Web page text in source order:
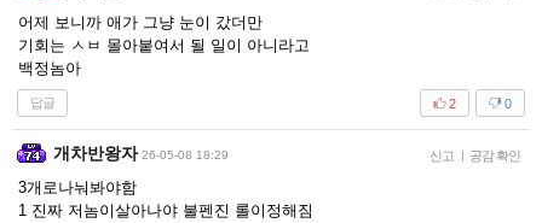
어제 보니까 애가 그냥 눈이 갔더만
기회는 ㅅㅂ 몰아붙여서 될 일이 아니라고
백정놈아
답글 0
2
개차반왕자 26-05-08 18:29 신고 | 공감 확인
3개로나눠봐야함
1 진짜 저놈이살아나야 불펜진 롤이정해짐